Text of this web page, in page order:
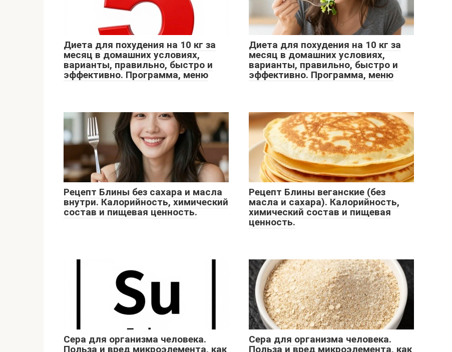
Диета для похудения на 10 кг за
месяц в домашних условиях,
варианты, правильно, быстро и
эффективно. Программа, меню
Диета для похудения на 10 кг за
месяц в домашних условиях,
варианты, правильно, быстро и
эффективно. Программа, меню
Рецепт Блины без сахара и масла
внутри. Калорийность, химический
состав и пищевая ценность.
Рецепт Блины веганские (без
масла и сахара). Калорийность,
химический состав и пищевая
ценность.
Сера для организма человека.
Польза и вред микроэлемента, как
Сера для организма человека.
Польза и вред микроэлемента, как